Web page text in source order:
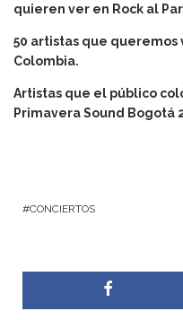
quieren ver en Rock al
50 artistas que queremos
Colombia.
Artistas que el público
Primavera Sound Bogotá
CONCIERTOS